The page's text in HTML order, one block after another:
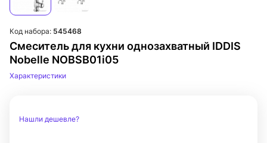
Смеситель для кухни однозахватный IDDIS
Nobelle NOBSB01i05
Код набора: 545468
Характеристики
Нашли дешевле?